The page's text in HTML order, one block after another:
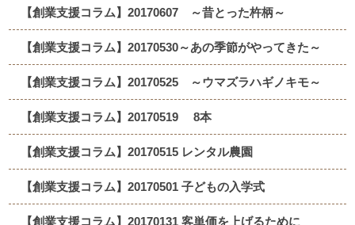
【創業支援コラム】20170607 ～昔とった杵柄～
【創業支援コラム】20170530～あの季節がやってきた～
【創業支援コラム】20170525 ～ウマズラハギノキモ～
【創業支援コラム】20170519 8本
【創業支援コラム】20170515 レンタル農園
【創業支援コラム】20170501 子どもの入学式
【創業支援コラム】20170131 客単価を上げるために